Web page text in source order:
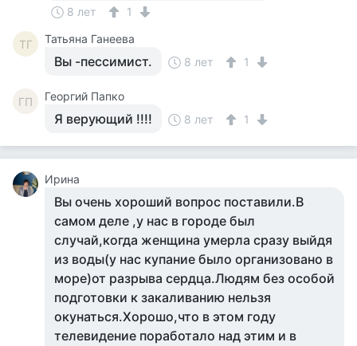
8 лет 1
ТГ Татьяна Ганеева
Вы -пессимист. 8 лет 1
ГП Георгий Папко
Я верующий !!!! 8 лет 1
Ирина
Вы очень хороший вопрос поставили.В
самом деле ,у нас в городе был
случай,когда женщина умерла сразу выйдя
из воды(у нас купание было организовано в
море)от разрыва сердца.Людям без особой
подготовки к закаливанию нельзя
окунаться.Хорошо,что в этом году
телевидение поработало над этим и в